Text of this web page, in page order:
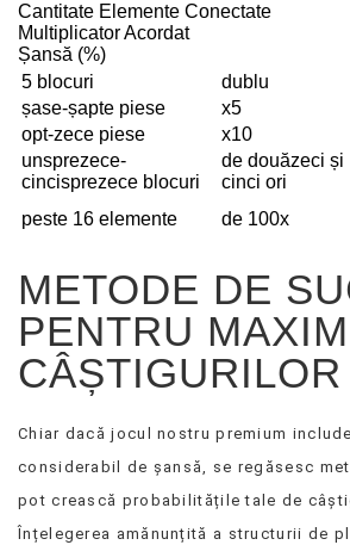
Cantitate Elemente Conectate
Multiplicator Acordat
Șansă (%)
5 blocuri
dublu
șase-șapte piese
x5
opt-zece piese
x10
unsprezece-
cincisprezece blocuri
de douăzeci și
cinci ori
peste 16 elemente
de 100x
METODE DE
PENTRU
CÂȘTIGURILOR
Chiar dacă jocul nostru premium
considerabil de șansă, se regăsesc
pot crească probabilitățile tale de
Înțelegerea amănunțită a structurii de